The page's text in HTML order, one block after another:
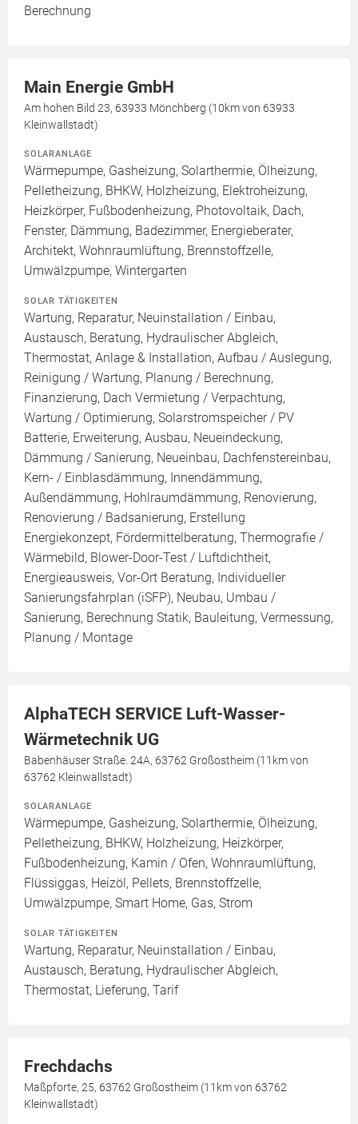
Berechnung
Main Energie GmbH
Am hohen Bild 23, 63933 Mönchberg (10km von 63933
Kleinwallstadt)
SOLARANLAGE
Wärmepumpe, Gasheizung, Solarthermie, Ölheizung,
Pelletheizung, BHKW, Holzheizung, Elektroheizung,
Heizkörper, Fußbodenheizung, Photovoltaik, Dach,
Fenster, Dämmung, Badezimmer, Energieberater,
Architekt, Wohnraumlüftung, Brennstoffzelle,
Umwälzpumpe, Wintergarten
SOLAR TÄTIGKEITEN
Wartung, Reparatur, Neuinstallation / Einbau,
Austausch, Beratung, Hydraulischer Abgleich,
Thermostat, Anlage & Installation, Aufbau / Auslegung,
Reinigung / Wartung, Planung / Berechnung,
Finanzierung, Dach Vermietung / Verpachtung,
Wartung / Optimierung, Solarstromspeicher / PV
Batterie, Erweiterung, Ausbau, Neueindeckung,
Dämmung / Sanierung, Neueinbau, Dachfenstereinbau,
Kern- / Einblasdämmung, Innendämmung,
Außendämmung, Hohlraumdämmung, Renovierung,
Renovierung / Badsanierung, Erstellung
Energiekonzept, Fördermittelberatung, Thermografie /
Wärmebild, Blower-Door-Test / Luftdichtheit,
Energieausweis, Vor-Ort Beratung, Individueller
Sanierungsfahrplan (iSFP), Neubau, Umbau /
Sanierung, Berechnung Statik, Bauleitung, Vermessung,
Planung / Montage
AlphaTECH SERVICE Luft-Wasser-
Wärmetechnik UG
Babenhäuser Straße. 24A, 63762 Großostheim (11km von
63762 Kleinwallstadt)
SOLARANLAGE
Wärmepumpe, Gasheizung, Solarthermie, Ölheizung,
Pelletheizung, BHKW, Holzheizung, Heizkörper,
Fußbodenheizung, Kamin / Ofen, Wohnraumlüftung,
Flüssiggas, Heizöl, Pellets, Brennstoffzelle,
Umwälzpumpe, Smart Home, Gas, Strom
SOLAR TÄTIGKEITEN
Wartung, Reparatur, Neuinstallation / Einbau,
Austausch, Beratung, Hydraulischer Abgleich,
Thermostat, Lieferung, Tarif
Frechdachs
Maßpforte, 25, 63762 Großostheim (11km von 63762
Kleinwallstadt)